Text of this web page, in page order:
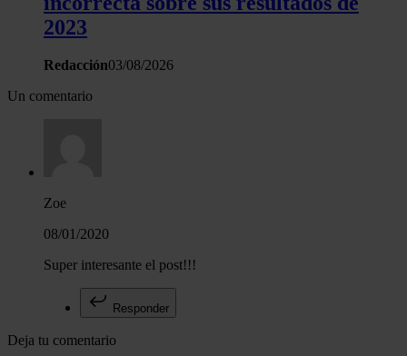
2023
Redacción03/08/2026
Un comentario
Zoe
08/01/2020
Super interesante el post!!!
Responder
Deja tu comentario